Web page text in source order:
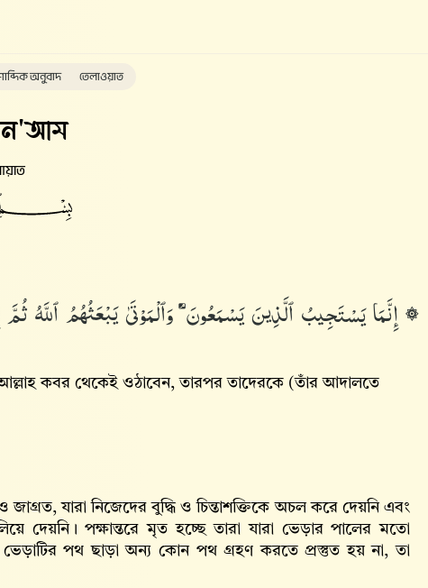
অনুবাদ তেলাওয়াত
۞ إِنَّمَا يَسْتَجِيبُ ٱلَّذِينَ يَسْمَعُونَ ۘ وَٱلْمَوْتَىٰ يَبْعَثُهُمُ ٱللَّهُ
কবর থেকেই ওঠাবেন, তারপর তাদেরকে (তাঁর আদালতে
যারা নিজেদের বুদ্ধি ও চিন্তাশক্তিকে অচল করে দেয়নি এবং
দেয়নি। পক্ষান্তরে মৃত হচ্ছে তারা যারা ভেড়ার পালের মতো
পথ ছাড়া অন্য কোন পথ গ্রহণ করতে প্রস্তুত হয় না, তা